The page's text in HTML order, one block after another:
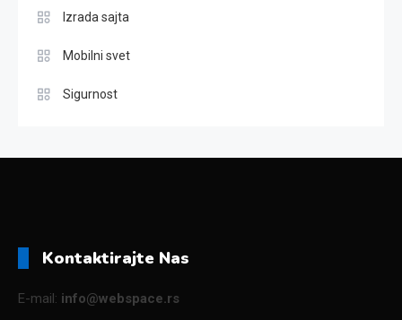
Izrada sajta
Mobilni svet
Sigurnost
Kontaktirajte Nas
E-mail: info@webspace.rs